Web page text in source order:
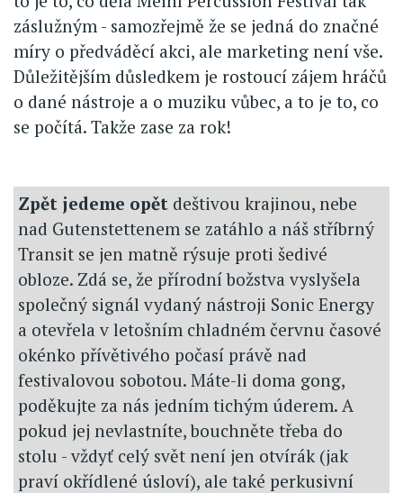
záslužným - samozřejmě že se jedná do značné
míry o předváděcí akci, ale marketing není vše.
Důležitějším důsledkem je rostoucí zájem hráčů
o dané nástroje a o muziku vůbec, a to je to, co
se počítá. Takže zase za rok!
Zpět jedeme opět deštivou krajinou, nebe
nad Gutenstettenem se zatáhlo a náš stříbrný
Transit se jen matně rýsuje proti šedivé
obloze. Zdá se, že přírodní božstva vyslyšela
společný signál vydaný nástroji Sonic Energy
a otevřela v letošním chladném červnu časové
okénko přívětivého počasí právě nad
festivalovou sobotou. Máte-li doma gong,
poděkujte za nás jedním tichým úderem. A
pokud jej nevlastníte, bouchněte třeba do
stolu - vždyť celý svět není jen otvírák (jak
praví okřídlené úsloví), ale také perkusivní